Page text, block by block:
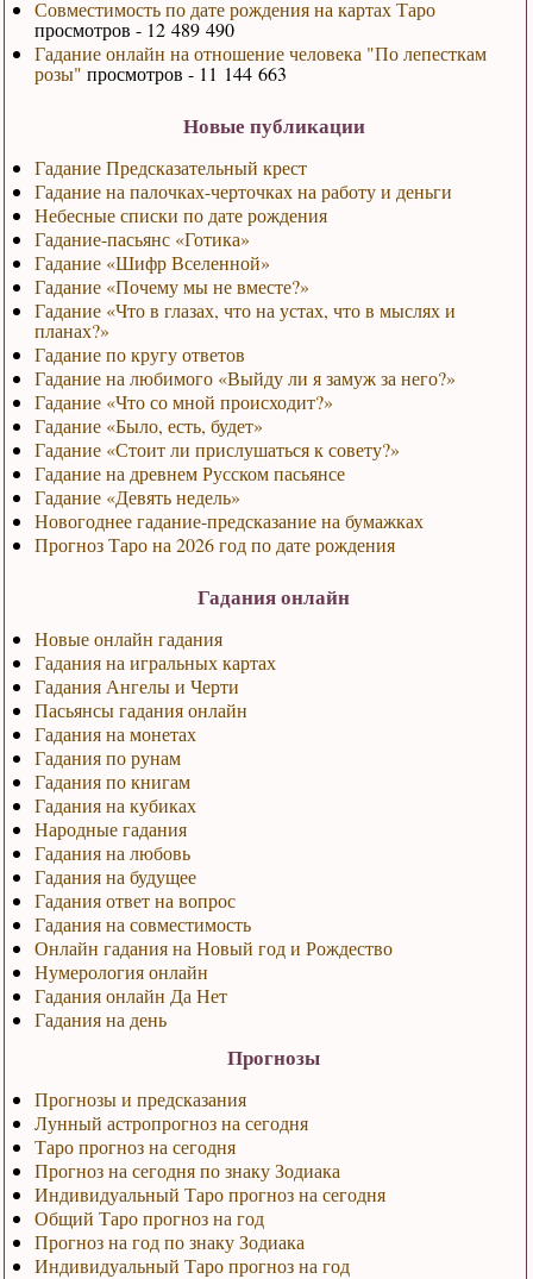
Совместимость по дате рождения на картах Таро
просмотров - 12 489 490
Гадание онлайн на отношение человека "По лепесткам
розы" просмотров - 11 144 663
Новые публикации
Гадание Предсказательный крест
Гадание на палочках-черточках на работу и деньги
Небесные списки по дате рождения
Гадание-пасьянс «Готика»
Гадание «Шифр Вселенной»
Гадание «Почему мы не вместе?»
Гадание «Что в глазах, что на устах, что в мыслях и
планах?»
Гадание по кругу ответов
Гадание на любимого «Выйду ли я замуж за него?»
Гадание «Что со мной происходит?»
Гадание «Было, есть, будет»
Гадание «Стоит ли прислушаться к совету?»
Гадание на древнем Русском пасьянсе
Гадание «Девять недель»
Новогоднее гадание-предсказание на бумажках
Прогноз Таро на 2026 год по дате рождения
Гадания онлайн
Новые онлайн гадания
Гадания на игральных картах
Гадания Ангелы и Черти
Пасьянсы гадания онлайн
Гадания на монетах
Гадания по рунам
Гадания по книгам
Гадания на кубиках
Народные гадания
Гадания на любовь
Гадания на будущее
Гадания ответ на вопрос
Гадания на совместимость
Онлайн гадания на Новый год и Рождество
Нумерология онлайн
Гадания онлайн Да Нет
Гадания на день
Прогнозы
Прогнозы и предсказания
Лунный астропрогноз на сегодня
Таро прогноз на сегодня
Прогноз на сегодня по знаку Зодиака
Индивидуальный Таро прогноз на сегодня
Общий Таро прогноз на год
Прогноз на год по знаку Зодиака
Индивидуальный Таро прогноз на год